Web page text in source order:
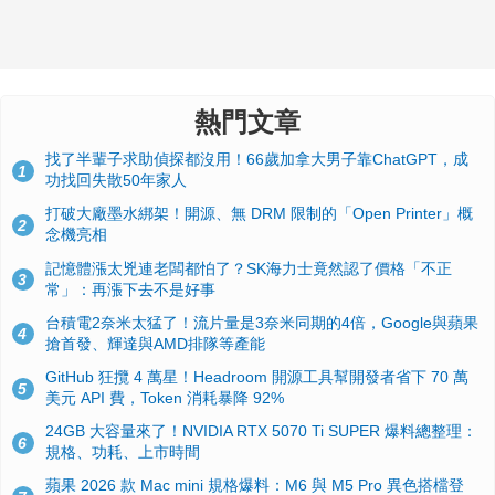
熱門文章
1
找了半輩子求助偵探都沒用！66歲加拿大男子靠ChatGPT，成
功找回失散50年家人
2
打破大廠墨水綁架！開源、無 DRM 限制的「Open Printer」概
念機亮相
3
記憶體漲太兇連老闆都怕了？SK海力士竟然認了價格「不正
常」：再漲下去不是好事
4
台積電2奈米太猛了！流片量是3奈米同期的4倍，Google與蘋果
搶首發、輝達與AMD排隊等產能
5
GitHub 狂攬 4 萬星！Headroom 開源工具幫開發者省下 70 萬
美元 API 費，Token 消耗暴降 92%
6
24GB 大容量來了！NVIDIA RTX 5070 Ti SUPER 爆料總整理：
規格、功耗、上市時間
蘋果 2026 款 Mac mini 規格爆料：M6 與 M5 Pro 異色搭檔登